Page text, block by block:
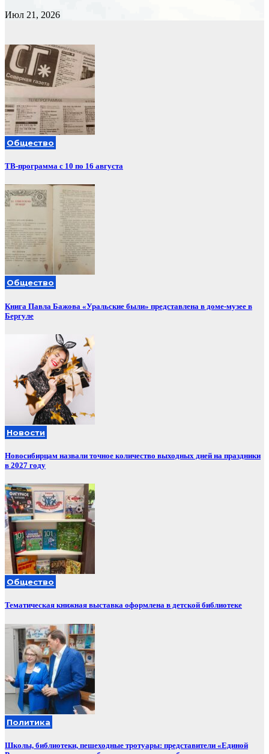
Июл 21, 2026
Общество
ТВ-программа с 10 по 16 августа
Общество
Книга Павла Бажова «Уральские были» представлена в доме-музее в
Бергуле
Новости
Новосибирцам назвали точное количество выходных дней на праздники
в 2027 году
Общество
Тематическая книжная выставка оформлена в детской библиотеке
Политика
Школы, библиотеки, пешеходные тротуары: представители «Единой